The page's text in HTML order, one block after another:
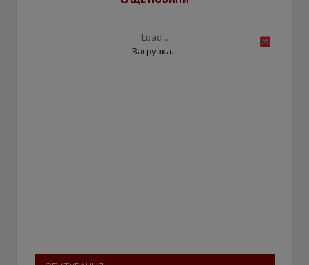
Load...
Загрузка...